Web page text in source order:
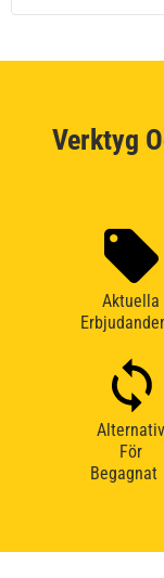
Verktyg
Aktuella
Alternativ
För
Begagnat